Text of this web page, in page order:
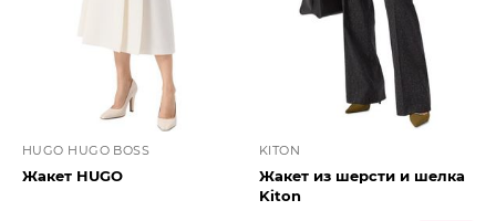
HUGO HUGO BOSS
Жакет HUGO
KITON
Жакет из шерсти и шелка
Kiton